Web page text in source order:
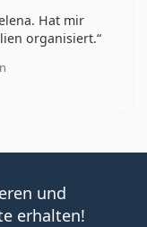
Hat mir
organisiert.
5
und
erhalten!